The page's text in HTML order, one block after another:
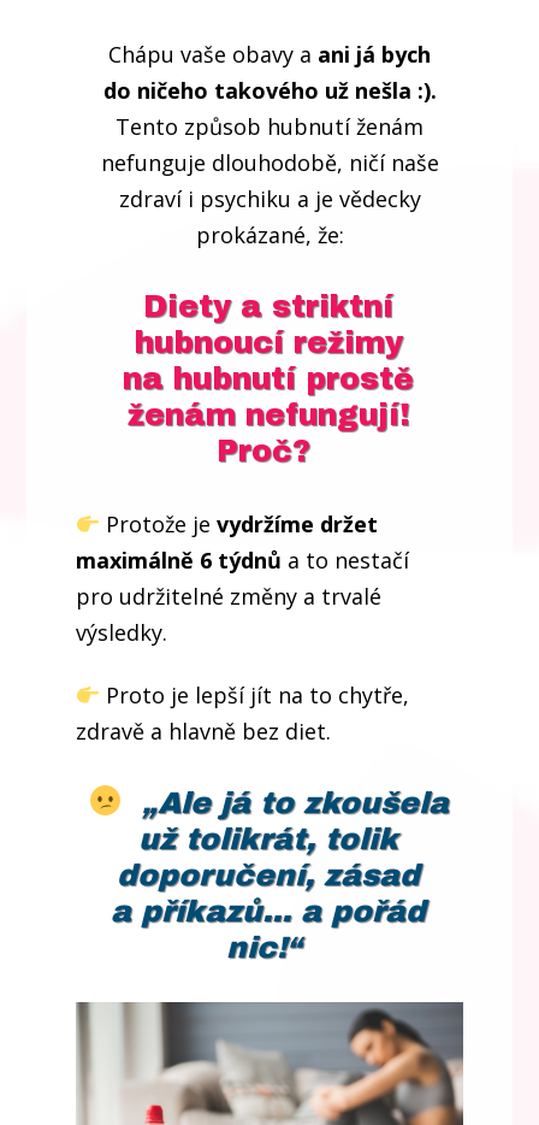
Chápu vaše obavy a ani já bych
do ničeho takového už nešla :).
Tento způsob hubnutí ženám
nefunguje dlouhodobě, ničí naše
zdraví i psychiku a je vědecky
prokázané, že:
Diety a striktní
hubnoucí režimy
na hubnutí prostě
ženám nefungují!
Proč?
Protože jevydržíme držet
maximálně 6 týdnů a to nestačí
pro udržitelné změny a trvalé
výsledky.
Proto je lepší jít na to chytře,
zdravě a hlavně bez diet.
„Ale já to zkoušela
už tolikrát, tolik
doporučení, zásad
a příkazů... a pořád
nic!“